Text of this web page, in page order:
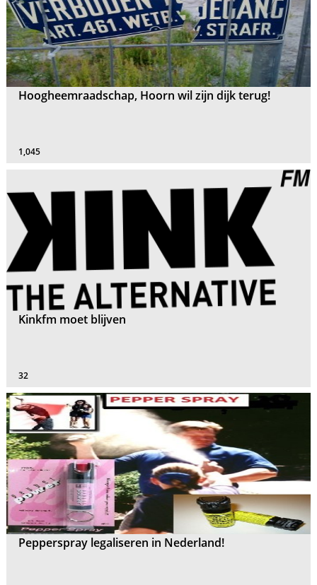
Hoogheemraadschap, Hoorn wil zijn dijk terug!
1,045
Kinkfm moet blijven
32
Pepperspray legaliseren in Nederland!